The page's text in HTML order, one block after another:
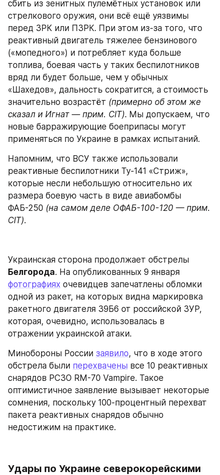
сбить из зенитных пулемётных установок или
стрелкового оружия, они всё ещё уязвимы
перед ЗРК или ПЗРК. При этом из-за того, что
реактивный двигатель тяжелее бензинового
(«мопедного») и потребляет куда больше
топлива, боевая часть у таких беспилотников
вряд ли будет больше, чем у обычных
«Шахедов», дальность сократится, а стоимость
значительно возрастёт (примерно об этом же
сказал и Игнат — прим. CIT). Мы допускаем, что
новые барражирующие боеприпасы могут
применяться по Украине в рамках испытаний.
Напомним, что ВСУ также использовали
реактивные беспилотники Ту-141 «Стриж»,
которые несли небольшую относительно их
размера боевую часть в виде авиабомбы
ФАБ-250 (на самом деле ОФАБ-100-120 — прим.
CIT).
Белгорода
фотографиях очевидцев запечатлены обломки
одной из ракет, на которых видна маркировка
ракетного двигателя 39Б6 от российской ЗУР,
которая, очевидно, использовалась в
отражении украинской атаки.
Минобороны России заявило, что в ходе этого
обстрела были перехвачены все 10 реактивных
снарядов РСЗО RM-70 Vampire. Такое
оптимистичное заявление вызывает некоторые
сомнения, поскольку 100-процентный перехват
пакета реактивных снарядов обычно
недостижим на практике.
Удары по Украине северокорейскими